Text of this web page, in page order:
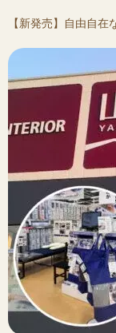
【新発売】自由自